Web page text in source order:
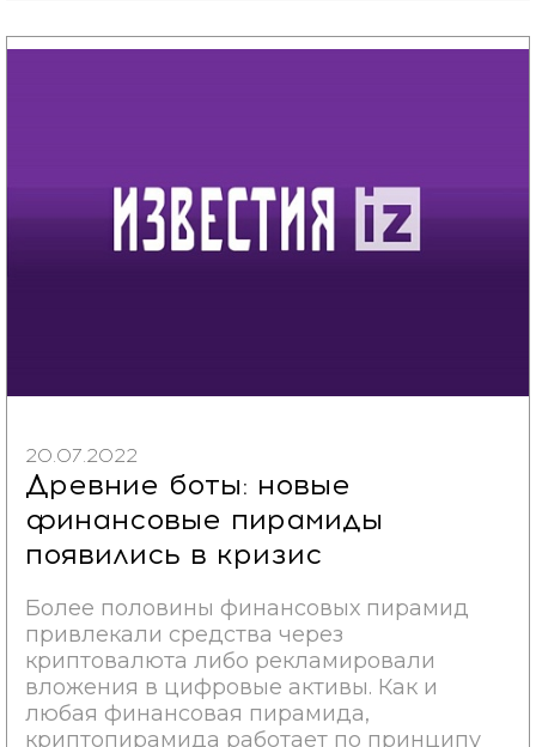
20.07.2022
Древние боты: новые
финансовые пирамиды
появились в кризис
Более половины финансовых пирамид
привлекали средства через
криптовалюта либо рекламировали
вложения в цифровые активы. Как и
любая финансовая пирамида,
криптопирамида работает по принципу